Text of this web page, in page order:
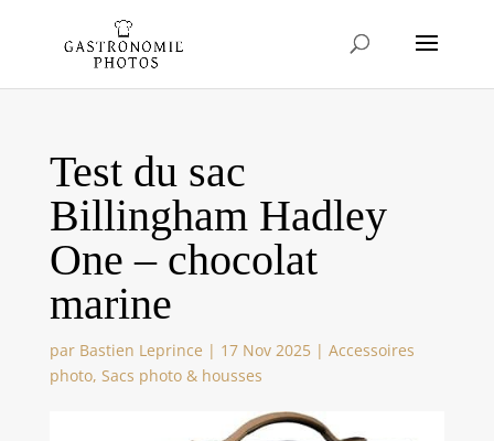
Test du sac
Billingham Hadley
One – chocolat
marine
par Bastien Leprince | 17 Nov 2025| Accessoires
photo, Sacs photo & housses